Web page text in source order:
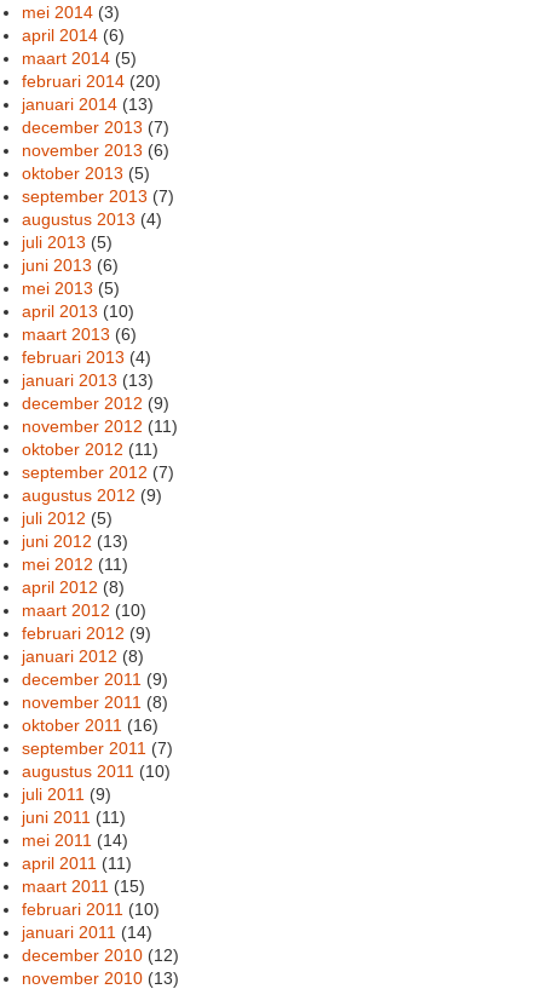
mei 2014 (3)
april 2014 (6)
maart 2014 (5)
februari 2014 (20)
januari 2014 (13)
december 2013 (7)
november 2013 (6)
oktober 2013 (5)
september 2013 (7)
augustus 2013 (4)
juli 2013 (5)
juni 2013 (6)
mei 2013 (5)
april 2013 (10)
maart 2013 (6)
februari 2013 (4)
januari 2013 (13)
december 2012 (9)
november 2012 (11)
oktober 2012 (11)
september 2012 (7)
augustus 2012 (9)
juli 2012 (5)
juni 2012 (13)
mei 2012 (11)
april 2012 (8)
maart 2012 (10)
februari 2012 (9)
januari 2012 (8)
december 2011 (9)
november 2011 (8)
oktober 2011 (16)
september 2011 (7)
augustus 2011 (10)
juli 2011 (9)
juni 2011 (11)
mei 2011 (14)
april 2011 (11)
maart 2011 (15)
februari 2011 (10)
januari 2011 (14)
december 2010 (12)
november 2010 (13)